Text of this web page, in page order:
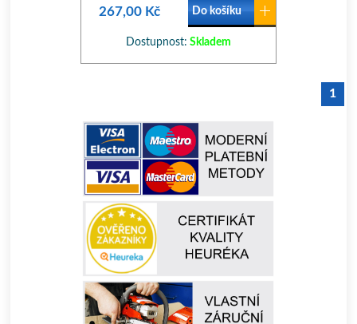
267,00 Kč Do košíku
Dostupnost: Skladem
1